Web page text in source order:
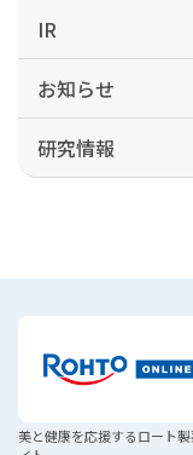
IR
お知らせ
研究情報
美と健康を応援するロート